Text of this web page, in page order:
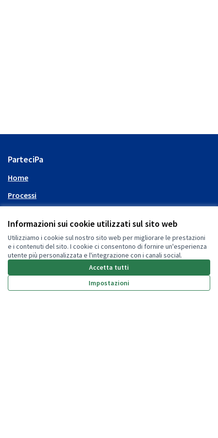
Informazioni sui cookie utilizzati sul sito web
Utilizziamo i cookie sul nostro sito web per migliorare le prestazioni
e i contenuti del sito. I cookie ci consentono di fornire un'esperienza
utente più personalizzata e l'integrazione con i canali social.
Accetta tutti
Impostazioni
ParteciPa
Home
Processi
Aiuto
Il mio account
Accedi